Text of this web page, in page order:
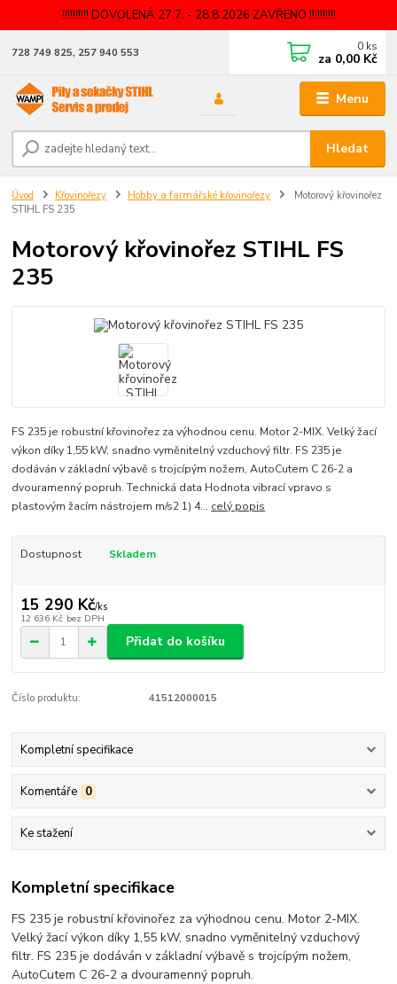
!!!!!!!!!! DOVOLENÁ 27.7. - 28.8.2026 ZAVŘENO !!!!!!!!!!
Menu
Hledat
728 749 825, 257 940 553 0 ks
za 0,00 Kč
Úvod Křovinořezy Hobby a farmářské křovinořezy
Motorový křovinořez
STIHL FS 235
Motorový křovinořez STIHL FS
235
FS 235 je robustní křovinořez za výhodnou cenu. Motor 2-MIX. Velký žací
výkon díky 1,55 kW, snadno vyměnitelný vzduchový filtr. FS 235 je
dodáván v základní výbavě s trojcípým nožem, AutoCutem C 26-2 a
dvouramenný popruh. Technická data Hodnota vibrací vpravo s
plastovým žacím nástrojem m/s2 1) 4... celý popis
Dostupnost Skladem
15 290 Kč/ks
12 636 Kč bez DPH
Přidat do košíku
Číslo produktu: 41512000015
Kompletní specifikace
Komentáře 0
Ke stažení
Kompletní specifikace
FS 235 je robustní křovinořez za výhodnou cenu. Motor 2-MIX.
Velký žací výkon díky 1,55 kW, snadno vyměnitelný vzduchový
filtr. FS 235 je dodáván v základní výbavě s trojcípým nožem,
AutoCutem C 26-2 a dvouramenný popruh.